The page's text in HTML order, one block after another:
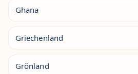
Ghana
Griechenland
Grönland